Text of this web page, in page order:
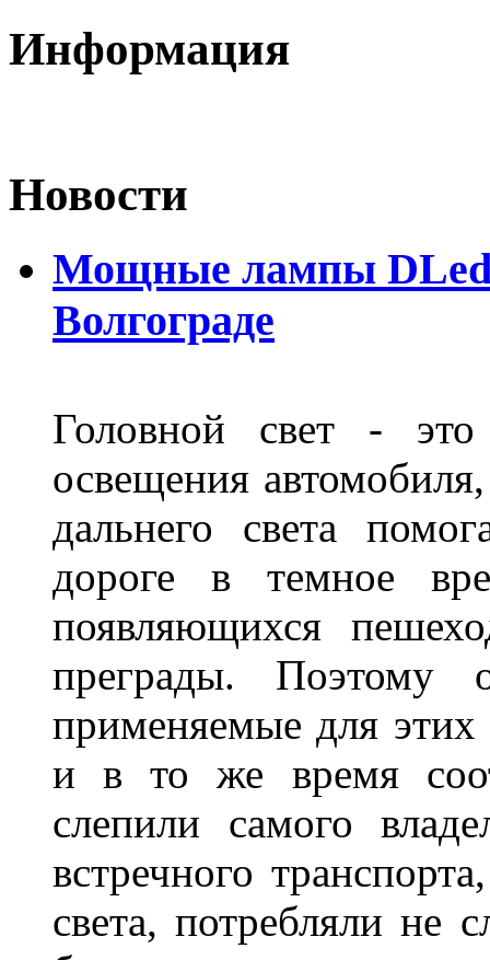
Информация
Новости
Мощные лампы DLed
Волгограде
Головной свет -
освещения
дальнего света
дороге в темное
появляющихся
преграды. Поэтому
применяемые для
и в то же время
слепили самого
встречного
света, потребляли не